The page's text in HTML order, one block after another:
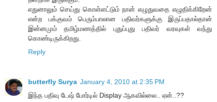
எதுனாலும் செய்து கொள்ளட்டும் நான் எழுதுவதை எழுதிக்கிறேன்
என்ற பக்குவம் பெரும்பாலான பதிவர்களுக்கு இருப்பதால்தான்
இன்னமும் தமிழ்மணத்தில் புதுப்புது பதிவர் வரவுகள் வந்து
கொண்டிருக்கிறது.
Reply
butterfly Surya January 4, 2010 at 2:35 PM
இந்த பதிவு டேஷ் போர்டில் Display ஆகவில்லை.. ஏன்..??